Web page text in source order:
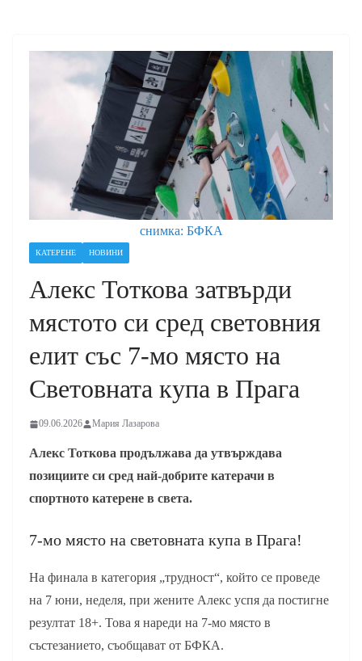
снимка: БФКА
КАТЕРЕНЕ НОВИНИ
Алекс Тоткова затвърди
мястото си сред световния
елит със 7-мо място на
Световната купа в Прага
09.06.2026 Мария Лазарова
Алекс Тоткова продължава да утвърждава
позициите си сред най-добрите катерачи в
спортното катерене в света.
7-мо място на световната купа в Прага!
На финала в категория „трудност“, който се проведе
на 7 юни, неделя, при жените Алекс успя да постигне
резултат 18+. Това я нареди на 7-мо място в
състезанието, съобщават от БФКА.